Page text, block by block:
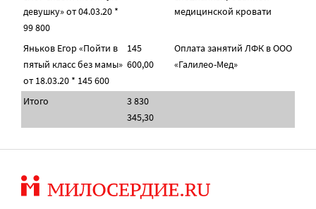
девушку» от 04.03.20 *
99 800
медицинской кровати
Яньков Егор «Пойти в
пятый класс без мамы»
от 18.03.20 * 145 600
145
600,00
Оплата занятий ЛФК в ООО
«Галилео-Мед»
Итого
3 830
345,30